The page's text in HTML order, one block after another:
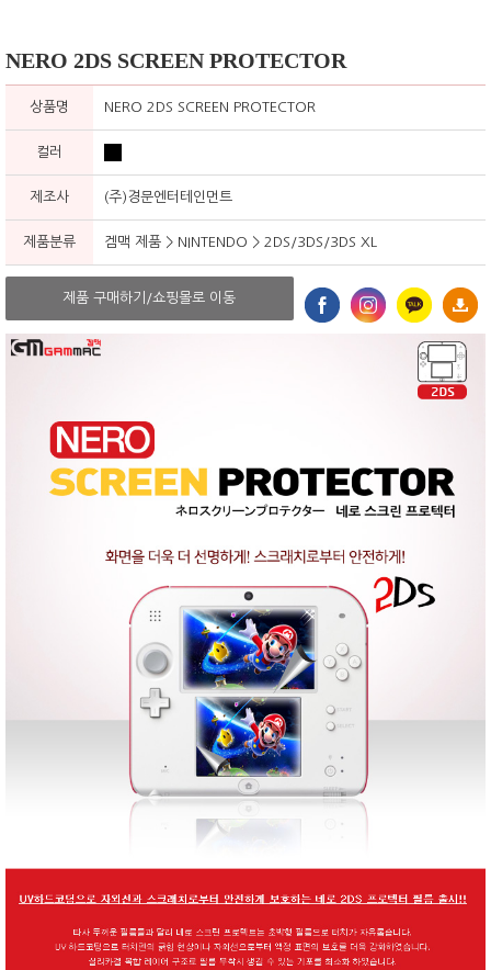
NERO 2DS SCREEN PROTECTOR
상품명 NERO 2DS SCREEN PROTECTOR
컬러
제조사 (주)경문엔터테인먼트
제품분류 겜맥 제품 > NINTENDO > 2DS/3DS/3DS XL
제품 구매하기/쇼핑몰로 이동